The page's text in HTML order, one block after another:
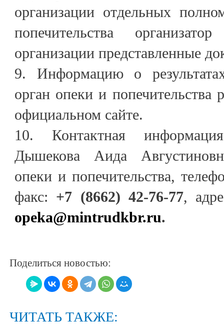
организации отдельных
попечительства
организации представленные
9. Информацию о
орган опеки и
официальном сайте.
10. Контактная
Дышекова Аида
опеки и попечительства,
факс: +7 (8662) 42-76-77,
opeka@mintrudkbr.ru.
Поделиться новостью:
ЧИТАТЬ ТАКЖЕ: